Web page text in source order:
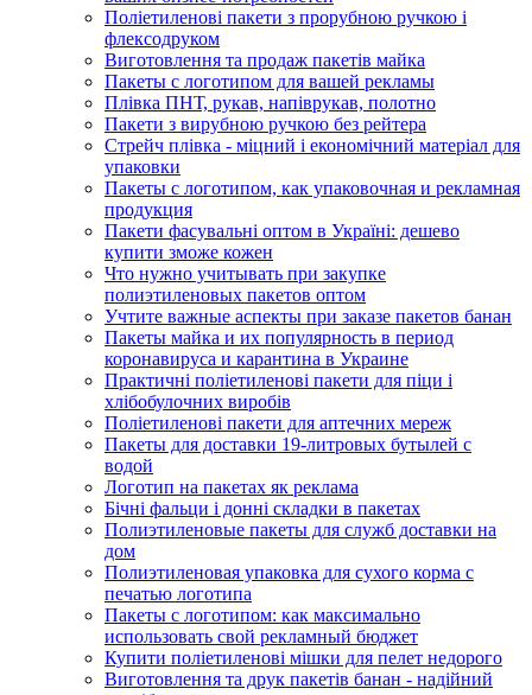
Поліетиленові пакети з прорубною ручкою і
флексодруком
Виготовлення та продаж пакетів майка
Пакеты с логотипом для вашей рекламы
Плівка ПНТ, рукав, напіврукав, полотно
Пакети з вирубною ручкою без рейтера
Стрейч плівка - міцний і економічний матеріал для
упаковки
Пакеты с логотипом, как упаковочная и рекламная
продукция
Пакети фасувальні оптом в Україні: дешево
купити зможе кожен
Что нужно учитывать при закупке
полиэтиленовых пакетов оптом
Учтите важные аспекты при заказе пакетов банан
Пакеты майка и их популярность в период
коронавируса и карантина в Украине
Практичні поліетиленові пакети для піци і
хлібобулочних виробів
Поліетиленові пакети для аптечних мереж
Пакеты для доставки 19-литровых бутылей с
водой
Логотип на пакетах як реклама
Бічні фальци і донні складки в пакетах
Полиэтиленовые пакеты для служб доставки на
дом
Полиэтиленовая упаковка для сухого корма с
печатью логотипа
Пакеты с логотипом: как максимально
использовать свой рекламный бюджет
Купити поліетиленові мішки для пелет недорого
Виготовлення та друк пакетів банан - надійний